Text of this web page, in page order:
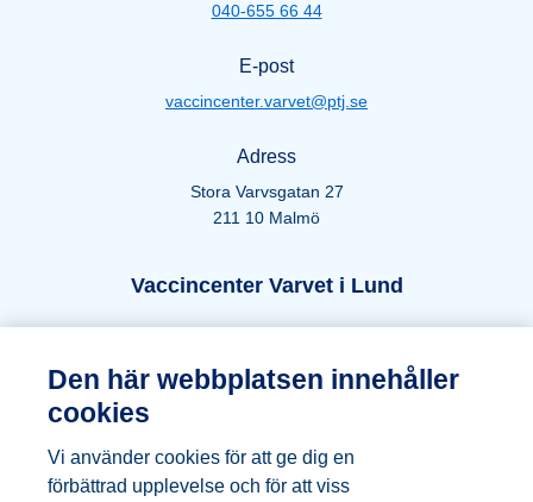
Den här webbplatsen innehåller
cookies
Vi använder cookies för att ge dig en
förbättrad upplevelse och för att viss
040-655 66 44
E-post
vaccincenter.varvet@ptj.se
Adress
Stora Varvsgatan 27
211 10 Malmö
Öppettider Lund
Vaccincenter Varvet i Lund
046-271 66 44
vaccincenter.varvet@ptj.se